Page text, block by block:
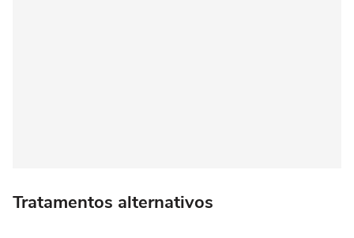
Tratamentos alternativos